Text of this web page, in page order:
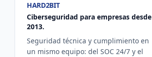
HARD2BIT
Ciberseguridad para empresas desde
2013.
Seguridad técnica y cumplimiento en
un mismo equipo: del SOC 24/7 y el